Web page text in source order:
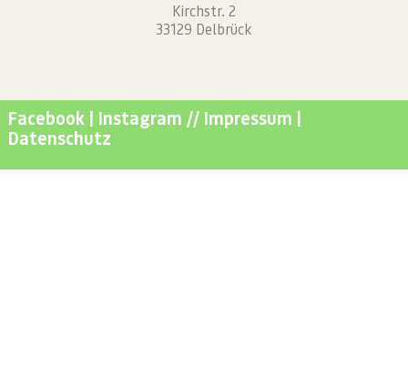
Kirchstr. 2
33129 Delbrück
Facebook| Instagram // Impressum |
Datenschutz